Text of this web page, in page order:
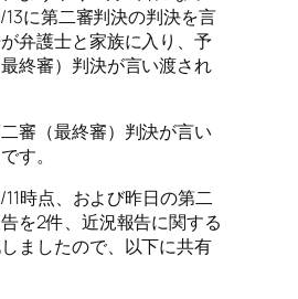
に第二審判決の判決を言
弁護士と家族に入り、予
終審）判決が言い渡され
審（最終審）判決が言い
す。
時点、および昨日の第二
を2件、近況報告に関する
ましたので、以下に共有